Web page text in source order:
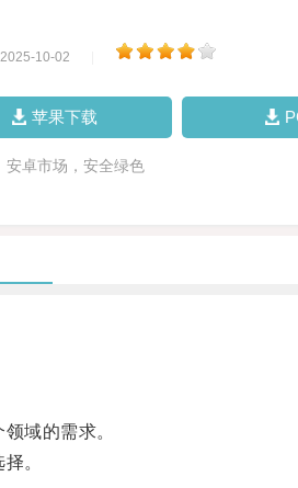
10-02
苹果下载
安卓市场，安全绿色
域的需求。
。